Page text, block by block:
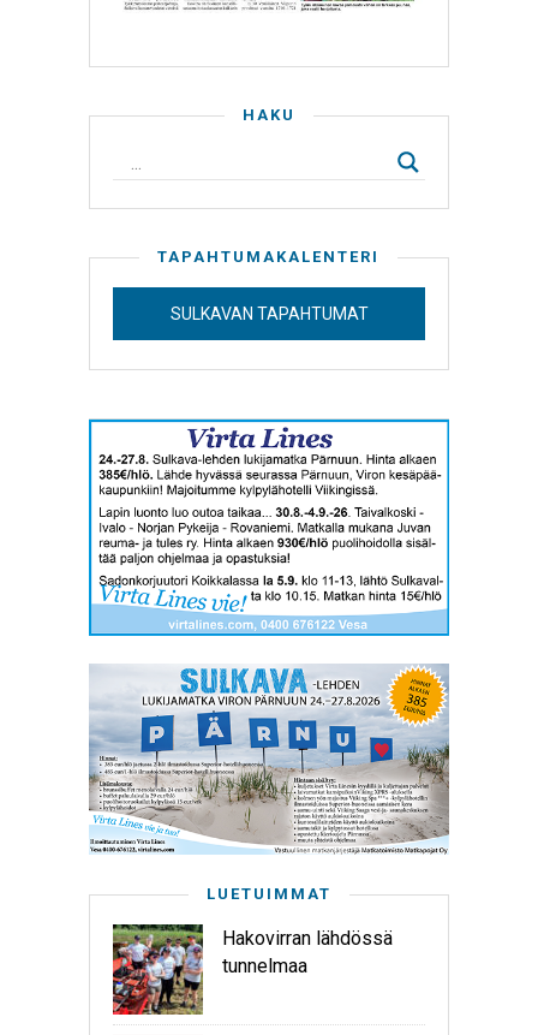
HAKU
TAPAHTUMAKALENTERI
SULKAVAN TAPAHTUMAT
LUETUIMMAT
Hakovirran lähdössä
tunnelmaa